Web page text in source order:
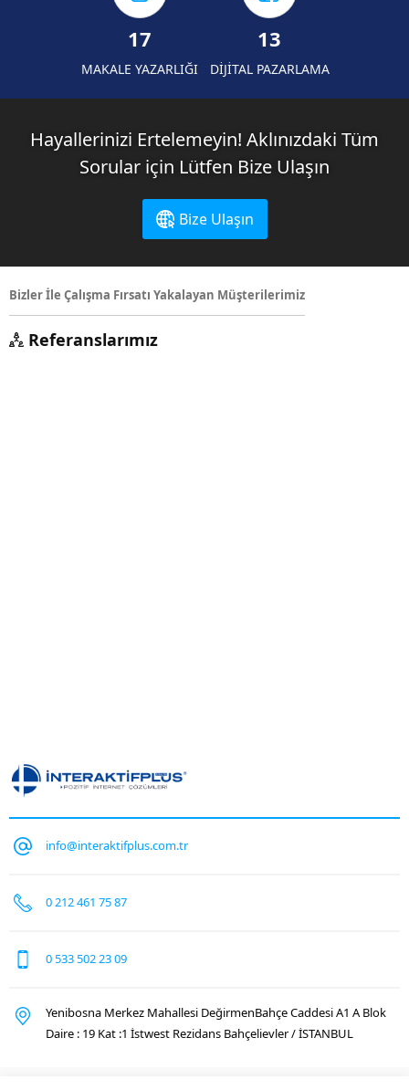
17
MAKALE YAZARLIĞI
13
DİJİTAL PAZARLAMA
Hayallerinizi Ertelemeyin! Aklınızdaki Tüm
Sorular için Lütfen Bize Ulaşın
Bize Ulaşın
Bizler İle Çalışma Fırsatı Yakalayan Müşterilerimiz
Referanslarımız
info@interaktifplus.com.tr
0 212 461 75 87
0 533 502 23 09
Yenibosna Merkez Mahallesi DeğirmenBahçe Caddesi A1 A Blok
Daire : 19 Kat :1 İstwest Rezidans Bahçelievler / İSTANBUL